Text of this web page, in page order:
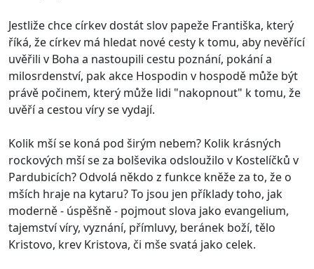
Jestliže chce církev dostát slov papeže Františka, který
říká, že církev má hledat nové cesty k tomu, aby nevěřící
uvěřili v Boha a nastoupili cestu poznání, pokání a
milosrdenství, pak akce Hospodin v hospodě může být
právě počinem, který může lidi "nakopnout" k tomu, že
uvěří a cestou víry se vydají.
Kolik mší se koná pod širým nebem? Kolik krásných
rockových mší se za bolševika odsloužilo v Kostelíčků v
Pardubicích? Odvolá někdo z funkce kněže za to, že o
mších hraje na kytaru? To jsou jen příklady toho, jak
moderně - úspěšně - pojmout slova jako evangelium,
tajemství víry, vyznání, přímluvy, beránek boží, tělo
Kristovo, krev Kristova, či mše svatá jako celek.